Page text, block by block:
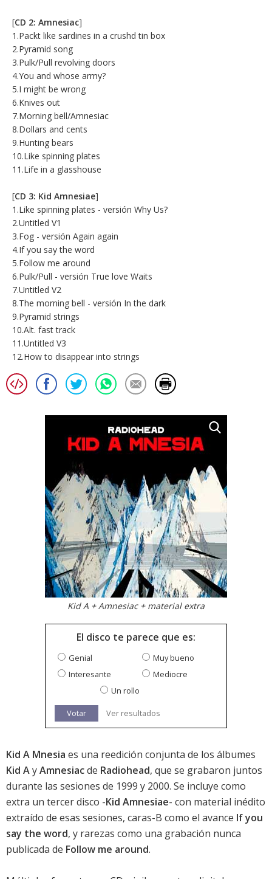
[CD 2: Amnesiac]
1.Packt like sardines in a crushd tin box
2.Pyramid song
3.Pulk/Pull revolving doors
4.You and whose army?
5.I might be wrong
6.Knives out
7.Morning bell/Amnesiac
8.Dollars and cents
9.Hunting bears
10.Like spinning plates
11.Life in a glasshouse
[CD 3: Kid Amnesiae]
1.Like spinning plates - versión Why Us?
2.Untitled V1
3.Fog - versión Again again
4.If you say the word
5.Follow me around
6.Pulk/Pull - versión True love Waits
7.Untitled V2
8.The morning bell - versión In the dark
9.Pyramid strings
10.Alt. fast track
11.Untitled V3
12.How to disappear into strings
Kid A + Amnesiac + material extra
El disco te parece que es:
Genial
Muy bueno
Interesante
Mediocre
Un rollo
Votar Ver resultados
Kid A Mnesia es una reedición conjunta de los álbumes
Kid AyAmnesiacde Radiohead, que se grabaron juntos
durante las sesiones de 1999 y 2000. Se incluye como
extra un tercer disco -Kid Amnesiae- con material inédito
extraído de esas sesiones, caras-B como el avance If you
say the word, y rarezas como una grabación nunca
publicada de Follow me around.